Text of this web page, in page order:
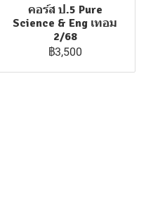
คอร์ส ป.5 Pure
Science & Eng เทอม
2/68
฿3,500